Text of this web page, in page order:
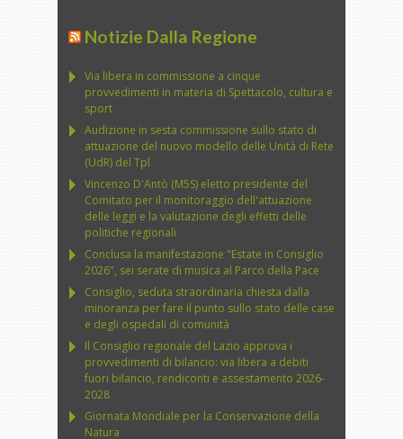
Notizie Dalla Regione
Via libera in commissione a cinque
provvedimenti in materia di Spettacolo, cultura e
sport
Audizione in sesta commissione sullo stato di
attuazione del nuovo modello delle Unità di Rete
(UdR) del Tpl
Vincenzo D'Antò (M5S) eletto presidente del
Comitato per il monitoraggio dell'attuazione
delle leggi e la valutazione degli effetti delle
politiche regionali
Conclusa la manifestazione "Estate in Consiglio
2026", sei serate di musica al Parco della Pace
Consiglio, seduta straordinaria chiesta dalla
minoranza per fare il punto sullo stato delle case
e degli ospedali di comunità
Il Consiglio regionale del Lazio approva i
provvedimenti di bilancio: via libera a debiti
fuori bilancio, rendiconti e assestamento 2026-
2028
Giornata Mondiale per la Conservazione della
Natura